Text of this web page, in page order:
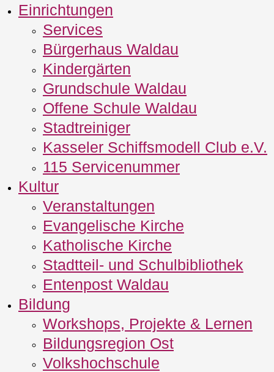
Einrichtungen
Services
Bürgerhaus Waldau
Kindergärten
Grundschule Waldau
Offene Schule Waldau
Stadtreiniger
Kasseler Schiffsmodell Club e.V.
115 Servicenummer
Kultur
Veranstaltungen
Evangelische Kirche
Katholische Kirche
Stadtteil- und Schulbibliothek
Entenpost Waldau
Bildung
Workshops, Projekte & Lernen
Bildungsregion Ost
Volkshochschule